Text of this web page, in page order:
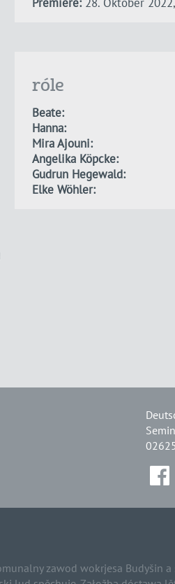
róle
Beate:
Hanna:
Mira Ajouni:
Angelika Köpcke:
Gudrun Hegewald:
Elke Wöhler:
zawod wokrjesa Budyšin